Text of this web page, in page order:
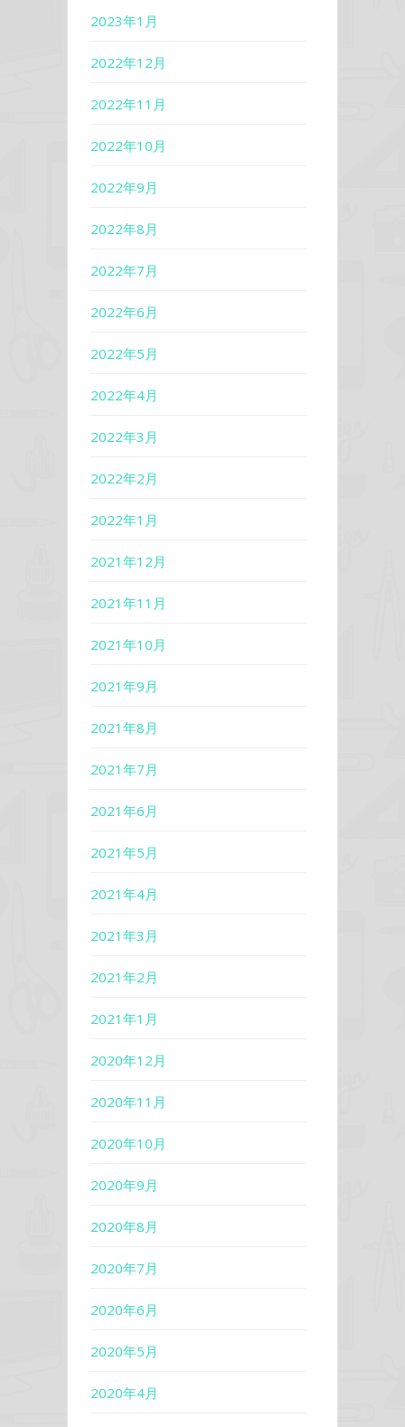
2023年1月
2022年12月
2022年11月
2022年10月
2022年9月
2022年8月
2022年7月
2022年6月
2022年5月
2022年4月
2022年3月
2022年2月
2022年1月
2021年12月
2021年11月
2021年10月
2021年9月
2021年8月
2021年7月
2021年6月
2021年5月
2021年4月
2021年3月
2021年2月
2021年1月
2020年12月
2020年11月
2020年10月
2020年9月
2020年8月
2020年7月
2020年6月
2020年5月
2020年4月